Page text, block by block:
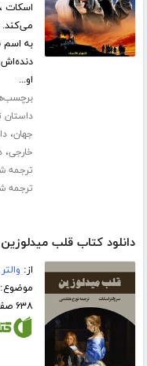
اسکات ،
به اسم
او...
داستان
جهان،
خارجی،
ترجمه
ترجمه
دانلود کتاب قلب میدلوزین
از:
۶۳۸ صفحه